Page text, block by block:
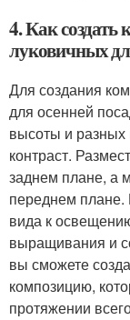
4. Как
луковичных
Для создания
для осенней
высоты и разных
контраст.
заднем плане, а
переднем плане.
вида к
выращивания и
вы сможете
композицию,
протяжении